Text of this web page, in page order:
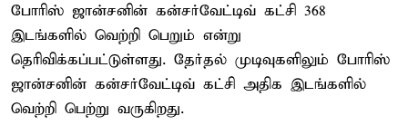
போரிஸ் ஜான்சனின் கன்சர்வேட்டிவ் கட்சி 368
இடங்களில் வெற்றி பெறும் என்று
தெரிவிக்கப்பட்டுள்ளது. தேர்தல் முடிவுகளிலும் போரிஸ்
ஜான்சனின் கன்சர்வேட்டிவ் கட்சி அதிக இடங்களில்
வெற்றி பெற்று வருகிறது.